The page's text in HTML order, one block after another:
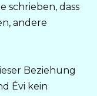
schrieben, dass
andere
Beziehung
Évi kein